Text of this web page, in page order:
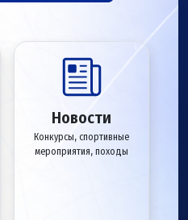
Новости
Конкурсы, спортивные
мероприятия, походы